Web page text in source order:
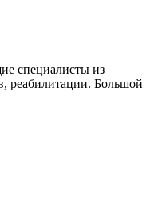
специалисты из
реабилитации. Большой